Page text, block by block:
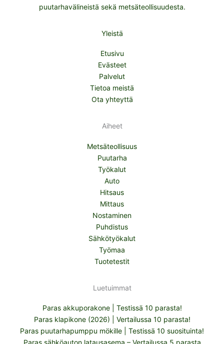
puutarhavälineistä sekä metsäteollisuudesta.
Yleistä
Etusivu
Evästeet
Palvelut
Tietoa meistä
Ota yhteyttä
Aiheet
Metsäteollisuus
Puutarha
Työkalut
Auto
Hitsaus
Mittaus
Nostaminen
Puhdistus
Sähkötyökalut
Työmaa
Tuotetestit
Luetuimmat
Paras akkuporakone | Testissä 10 parasta!
Paras klapikone (2026) | Vertailussa 10 parasta!
Paras puutarhapumppu mökille | Testissä 10 suosituinta!
Paras sähköauton latausasema – Vertailussa 5 parasta